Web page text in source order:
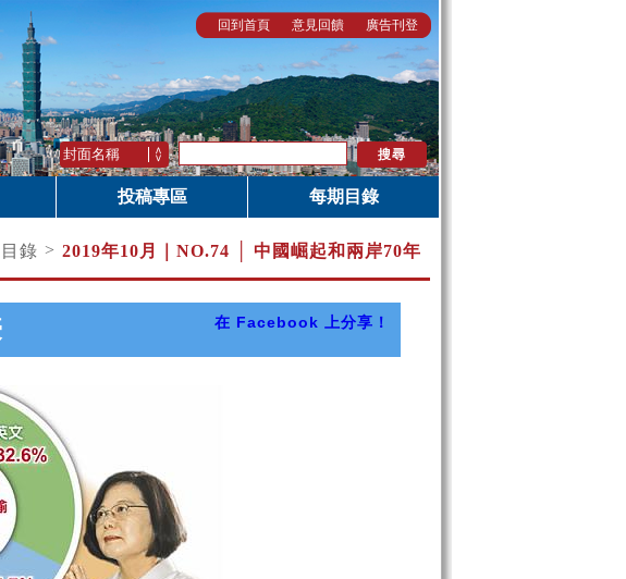
回到首頁 意見回饋 廣告刊登
投稿專區 每期目錄
錄 > 2019年10月｜ NO.74 │ 中國崛起和兩岸70年
在 Facebook 上分享！